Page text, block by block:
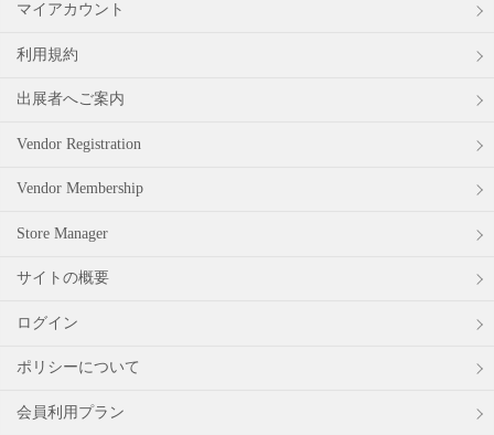
マイアカウント
利用規約
出展者へご案内
Vendor Registration
Vendor Membership
Store Manager
サイトの概要
ログイン
ポリシーについて
会員利用プラン